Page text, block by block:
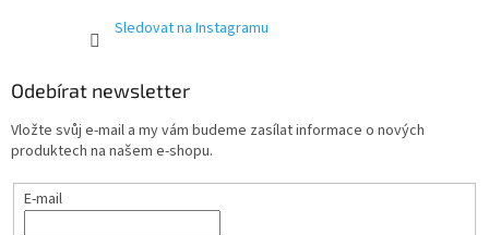
Sledovat na Instagramu
Odebírat newsletter
Vložte svůj e-mail a my vám budeme zasílat informace o nových
produktech na našem e-shopu.
E-mail